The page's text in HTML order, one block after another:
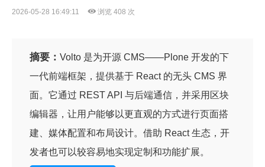
2026-05-28 16:49:11 浏览 408 次
摘要： Volto 是为开源 CMS——Plone 开发的下
一代前端框架，提供基于 React 的无头 CMS 界
面。它通过 REST API 与后端通信，并采用区块
编辑器，让用户能够以更直观的方式进行页面搭
建、媒体配置和布局设计。借助 React 生态，开
发者也可以较容易地实现定制和功能扩展。